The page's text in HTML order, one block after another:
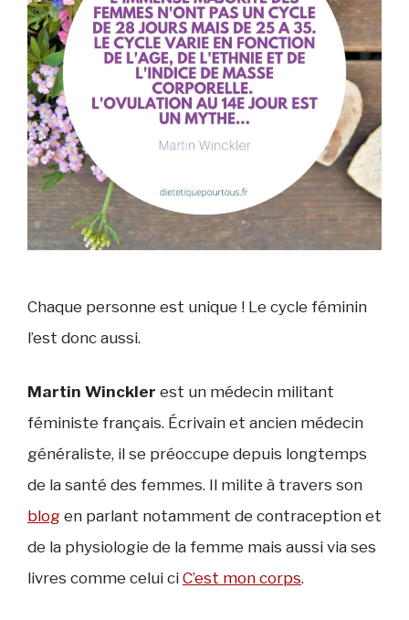
Chaque personne est unique ! Le cycle féminin
l’est donc aussi.
Martin Winckler est un médecin militant
féministe français. Écrivain et ancien médecin
généraliste, il se préoccupe depuis longtemps
de la santé des femmes. Il milite à travers son
blog en parlant notamment de contraception et
de la physiologie de la femme mais aussi via ses
livres comme celui ci C’est mon corps.